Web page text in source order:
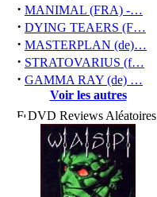
· MANIMAL (FRA) -…
· DYING TEAERS (F…
· MASTERPLAN (de)…
· STRATOVARIUS (f…
· GAMMA RAY (de) …
Voir les autres
DVD Reviews Aléatoires